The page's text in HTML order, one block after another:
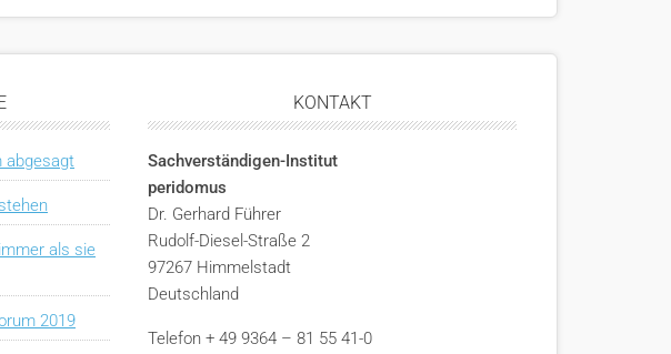
abgesagt
als sie
2019
KONTAKT
Sachverständigen-Institut
peridomus
Dr. Gerhard Führer
Rudolf-Diesel-Straße 2
97267 Himmelstadt
Deutschland
Telefon + 49 9364 – 81 55 41-0